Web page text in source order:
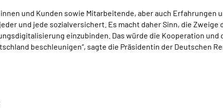
und Kunden sowie Mitarbeitende, aber auch
und jede sozialversichert. Es macht daher Sinn, die Zweige
einzubinden. Das würde die Kooperation und
beschleunigen“, sagte die Präsidentin der Deutschen